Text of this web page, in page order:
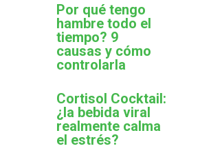
Por qué tengo
hambre todo el
tiempo? 9
causas y cómo
controlarla
Cortisol Cocktail:
¿la bebida viral
realmente calma
el estrés?